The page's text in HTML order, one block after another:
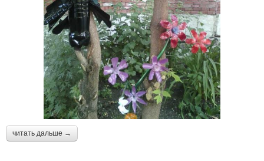
читать дальше →